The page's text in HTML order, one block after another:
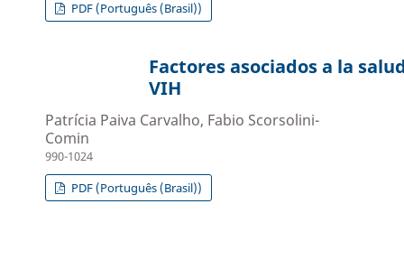
PDF (Português (Brasil))
Factores asociados a la
VIH
Patrícia Paiva Carvalho, Fabio Scorsolini-
Comin
990-1024
PDF (Português (Brasil))